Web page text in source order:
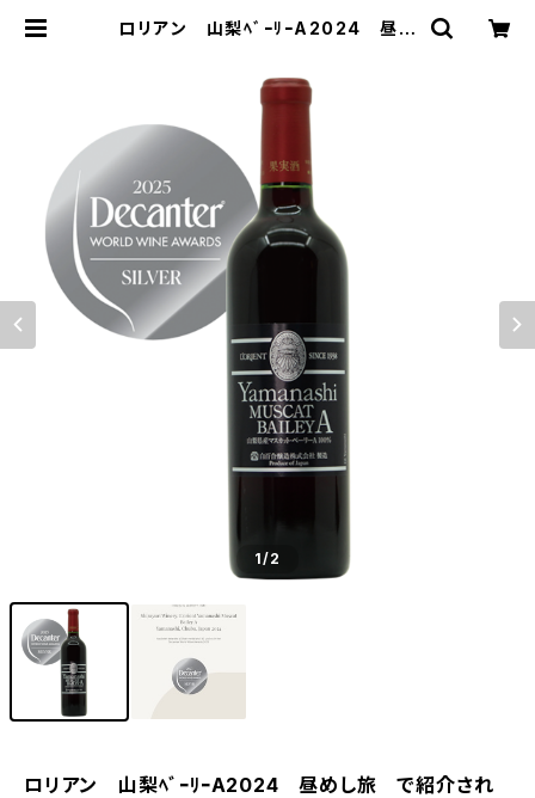
ロリアン 山梨ﾍﾞｰﾘｰA2024 昼め
醸造
1/2
ロリアン 山梨ﾍﾞｰﾘｰA2024 昼めし旅 で紹介され